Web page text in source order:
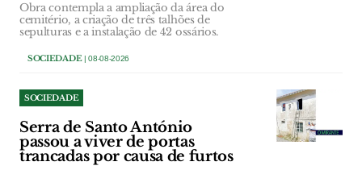
Obra contempla a ampliação da área do
cemitério, a criação de três talhões de
sepulturas e a instalação de 42 ossários.
SOCIEDADE| 08-08-2026
SOCIEDADE
Serra de Santo António
passou a viver de portas
trancadas por causa de furtos